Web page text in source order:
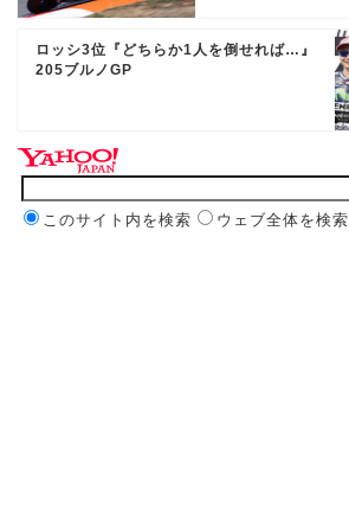
ロッシ3位『どちらか1人を倒せれば…』
205ブルノGP
このサイト内を検索 ウェブ全体を検索